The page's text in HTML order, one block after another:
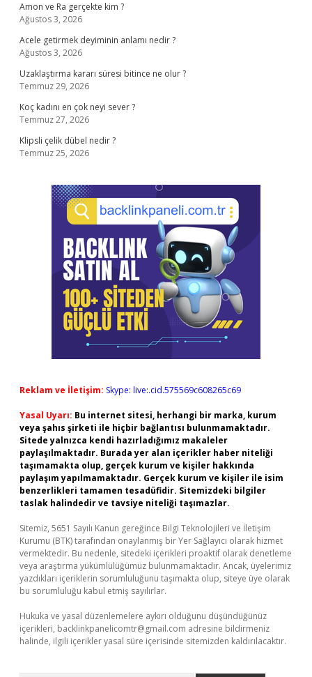
Amon ve Ra gerçekte kim ?
Ağustos 3, 2026
Acele getirmek deyiminin anlamı nedir ?
Ağustos 3, 2026
Uzaklaştırma kararı süresi bitince ne olur ?
Temmuz 29, 2026
Koç kadını en çok neyi sever ?
Temmuz 27, 2026
Klipsli çelik dübel nedir ?
Temmuz 25, 2026
Reklam ve İletişim: Skype: live:.cid.575569c608265c69
Yasal Uyarı: Bu internet sitesi, herhangi bir marka, kurum
veya şahıs şirketi ile hiçbir bağlantısı bulunmamaktadır.
Sitede yalnızca kendi hazırladığımız makaleler
paylaşılmaktadır. Burada yer alan içerikler haber niteliği
taşımamakta olup, gerçek kurum ve kişiler hakkında
paylaşım yapılmamaktadır. Gerçek kurum ve kişiler ile isim
benzerlikleri tamamen tesadüfidir. Sitemizdeki bilgiler
taslak halindedir ve tavsiye niteliği taşımazlar.
Sitemiz, 5651 Sayılı Kanun gereğince Bilgi Teknolojileri ve İletişim
Kurumu (BTK) tarafından onaylanmış bir Yer Sağlayıcı olarak hizmet
vermektedir. Bu nedenle, sitedeki içerikleri proaktif olarak denetleme
veya araştırma yükümlülüğümüz bulunmamaktadır. Ancak, üyelerimiz
yazdıkları içeriklerin sorumluluğunu taşımakta olup, siteye üye olarak
bu sorumluluğu kabul etmiş sayılırlar.
Hukuka ve yasal düzenlemelere aykırı olduğunu düşündüğünüz
içerikleri, backlinkpanelicomtr@gmail.com adresine bildirmeniz
halinde, ilgili içerikler yasal süre içerisinde sitemizden kaldırılacaktır.